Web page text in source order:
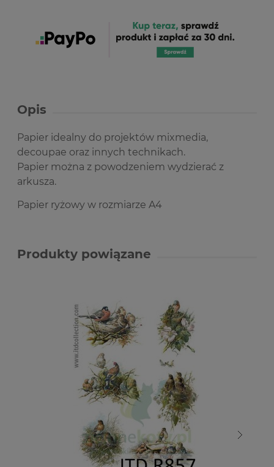
Opis
Papier idealny do projektów mixmedia,
decoupae oraz innych technikach.
Papier można z powodzeniem wydzierać z
arkusza.
Papier ryżowy w rozmiarze A4
Produkty powiązane